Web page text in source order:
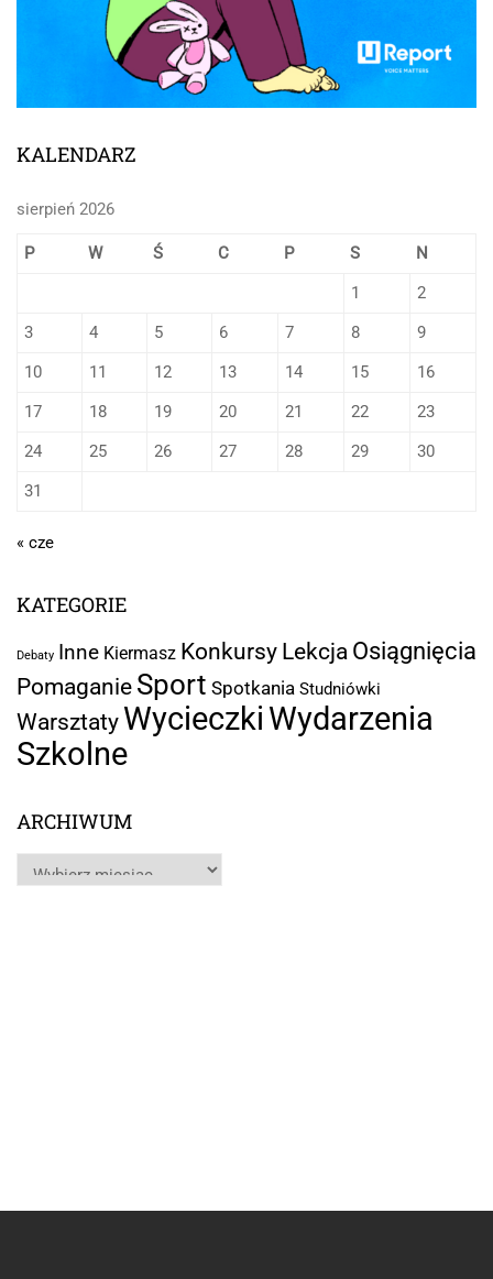
KALENDARZ
sierpień 2026
P W Ś C P S
N
1
2
3
4 5 6 7 8
9
10
11 12 13 14 15
16
17
18 19 20 21 22
23
24
25 26 27 28 29
30
31
« cze
KATEGORIE
Debaty Inne Kiermasz Konkursy Lekcja Osiągnięcia
Pomaganie Sport Spotkania Studniówki
Warsztaty Wycieczki Wydarzenia
Szkolne
ARCHIWUM